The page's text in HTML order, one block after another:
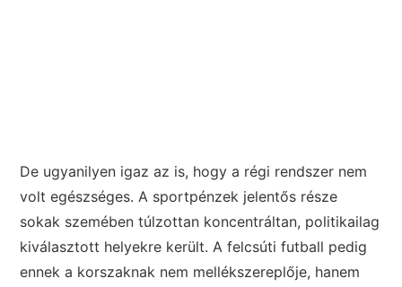
De ugyanilyen igaz az is, hogy a régi rendszer nem
volt egészséges. A sportpénzek jelentős része
sokak szemében túlzottan koncentráltan, politikailag
kiválasztott helyekre került. A felcsúti futball pedig
ennek a korszaknak nem mellékszereplője, hanem